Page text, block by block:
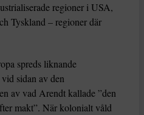
regioner i USA,
Tyskland – regioner där
spreds liknande
sidan av den
av vad Arendt kallade ”den
makt”. När kolonialt våld